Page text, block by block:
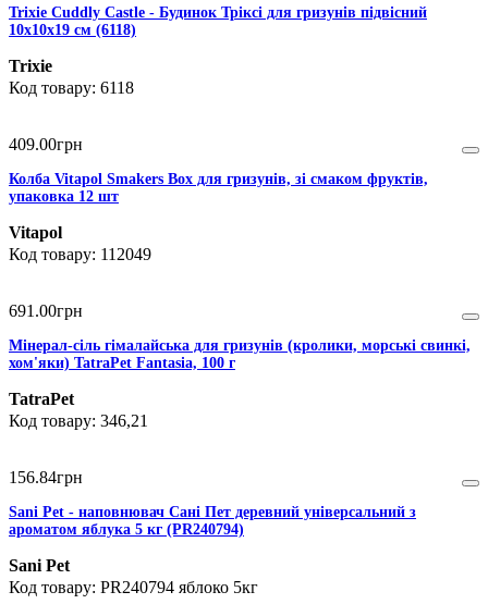
Trixie Cuddly Castle - Будинок Тріксі для гризунів підвісний
10х10х19 см (6118)
Trixie
6118
409.00грн
Колба Vitapol Smakers Box для гризунів, зі смаком фруктів,
упаковка 12 шт
Vitapol
112049
691 .00грн
Мінерал-сіль гімалайська для гризунів (кролики, морські свинкі,
хом'яки) TatraPet Fantasia, 100 г
TatraPet
346,21
156.84грн
Sani Pet - наповнювач Сані Пет деревний універсальний з
ароматом яблука 5 кг (PR240794)
Sani Pet
PR240794 яблоко 5кг